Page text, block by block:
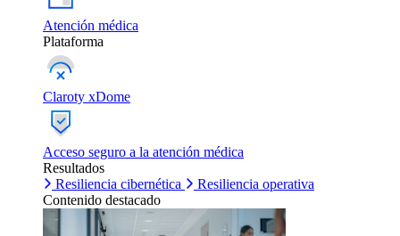
Atención médica
Plataforma
Claroty xDome
Acceso seguro a la atención médica
Resultados
Resiliencia cibernética
Resiliencia operativa
Contenido destacado